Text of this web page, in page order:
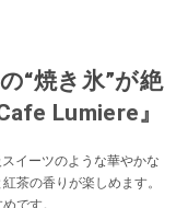
“焼き氷”が絶
Lumiere』
イーツのような華やかな
茶の香りが楽しめます。
です。